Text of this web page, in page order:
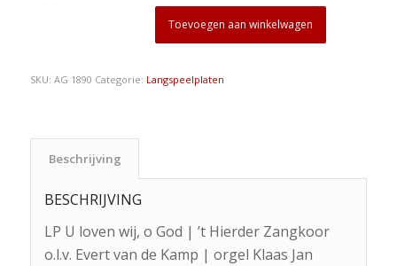
Toevoegen aan winkelwagen
SKU: AG 1890 Categorie: Langspeelplaten
Beschrijving
BESCHRIJVING
LP U loven wij, o God | ’t Hierder Zangkoor
o.l.v. Evert van de Kamp | orgel Klaas Jan